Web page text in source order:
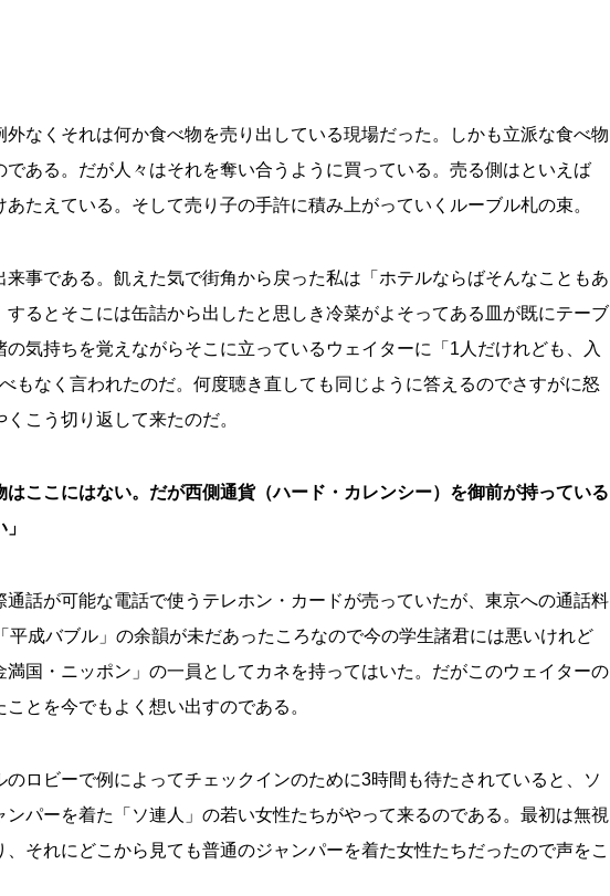
なくそれは何か食べ物を売り出している現場だった。しかも立派な食べ物
ある。だが人々はそれを奪い合うように買っている。売る側はといえば
たえている。そして売り子の手許に積み上がっていくルーブル札の束。
事である。飢えた気で街角から戻った私は「ホテルならばそんなこともあ
るとそこには缶詰から出したと思しき冷菜がよそってある皿が既にテーブ
気持ちを覚えながらそこに立っているウェイターに「1人だけれども、入
もなく言われたのだ。何度聴き直しても同じように答えるのでさすがに怒
こう切り返して来たのだ。
はここにはない。だが西側通貨（ハード・カレンシー）を御前が持っている
話が可能な電話で使うテレホン・カードが売っていたが、東京への通話料
成バブル」の余韻が未だあったころなので今の学生諸君には悪いけれど
国・ニッポン」の一員としてカネを持ってはいた。だがこのウェイターの
とを今でもよく想い出すのである。
ロビーで例によってチェックインのために3時間も待たされていると、ソ
パーを着た「ソ連人」の若い女性たちがやって来るのである。最初は無視
それにどこから見ても普通のジャンパーを着た女性たちだったので声をこ